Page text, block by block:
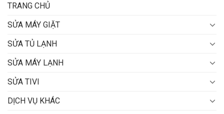
TRANG CHỦ
SỬA MÁY GIẶT
SỬA TỦ LẠNH
SỬA MÁY LẠNH
SỬA TIVI
DỊCH VỤ KHÁC